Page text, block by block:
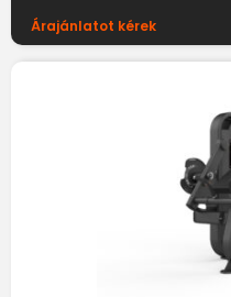
Árajánlatot kérek